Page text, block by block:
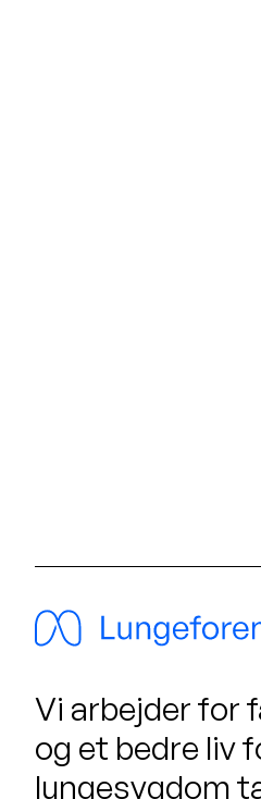
Vi arbejder for
og et bedre liv
lungesygdom